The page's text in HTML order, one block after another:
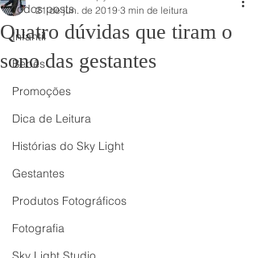
Todos posts
Infantil
Bebês
Promoções
Dica de Leitura
Histórias do Sky Light
Gestantes
Produtos Fotográficos
Fotografia
Quatro dúvidas que tiram o
sono das gestantes
21 de jun. de 2019 3 min de leitura